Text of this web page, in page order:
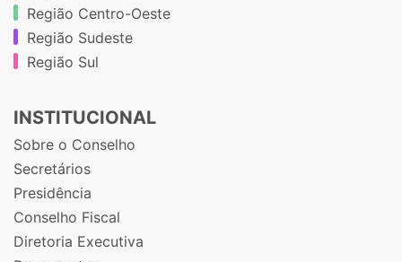
Região Centro-Oeste
Região Sudeste
Região Sul
INSTITUCIONAL
Sobre o Conselho
Secretários
Presidência
Conselho Fiscal
Diretoria Executiva